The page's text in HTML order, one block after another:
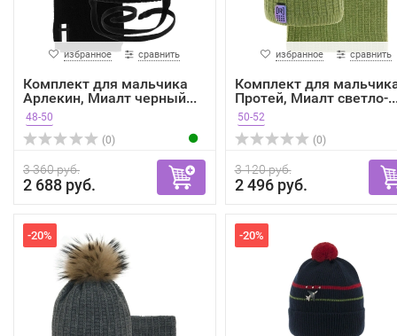
избранное сравнить
Комплект для мальчика
Арлекин, Миалт черный...
48-50
(0)
3 360 руб.
2 688 руб.
избранное сравнить
Комплект для
Протей, Миалт светло-
50-52
(0)
3 120 руб.
2 496 руб.
-20% -20%